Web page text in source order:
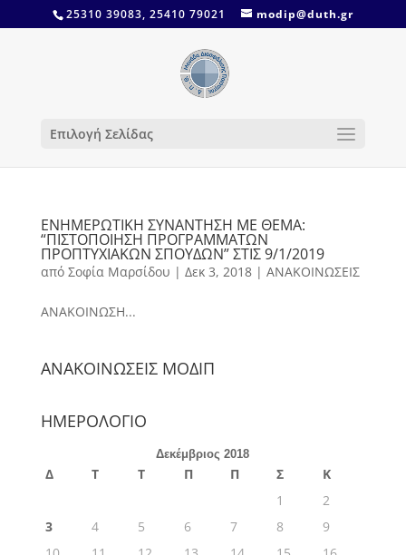
25310 39083, 25410 79021 modip@duth.gr
Επιλογή Σελίδας
ΕΝΗΜΕΡΩΤΙΚΗ ΣΥΝΑΝΤΗΣΗ ΜΕ ΘΕΜΑ:
“ΠΙΣΤΟΠΟΙΗΣΗ ΠΡΟΓΡΑΜΜΑΤΩΝ
ΠΡΟΠΤΥΧΙΑΚΩΝ ΣΠΟΥΔΩΝ” ΣΤΙΣ 9/1/2019
από Σοφία Μαρσίδου | Δεκ 3, 2018| ΑΝΑΚΟΙΝΩΣΕΙΣ
ΑΝΑΚΟΙΝΩΣΗ...
ΑΝΑΚΟΙΝΩΣΕΙΣ ΜΟΔΙΠ
ΗΜΕΡΟΛΟΓΙΟ
Δεκέμβριος 2018
Δ Τ Τ Π Π Σ
Κ
1
2
3
4 5 6 7 8
9